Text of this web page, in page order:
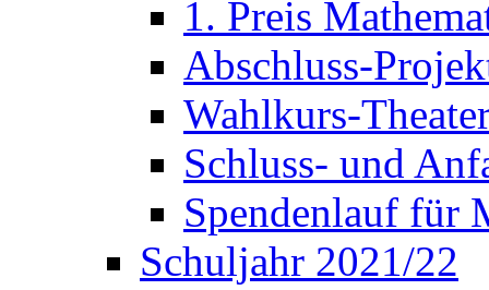
1. Preis
Abschluss-
Wahlkurs-
Schluss- und
Spendenlauf für
Schuljahr 2021/22